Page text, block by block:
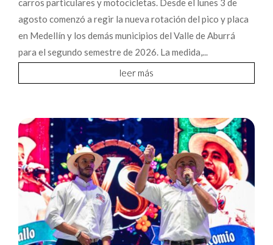
agosto comenzó a regir la nueva rotación del pico y placa
en Medellín y los demás municipios del Valle de Aburrá
para el segundo semestre de 2026. La medida,...
leer más